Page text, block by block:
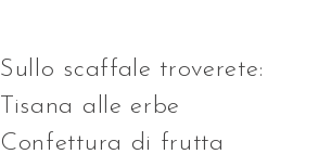
Sullo scaffale troverete:
Tisana alle erbe
Confettura di frutta